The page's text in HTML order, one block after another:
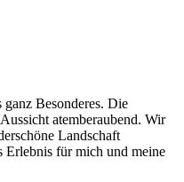
Besonderes. Die
atemberaubend. Wir
Landschaft
Erlebnis für mich und meine